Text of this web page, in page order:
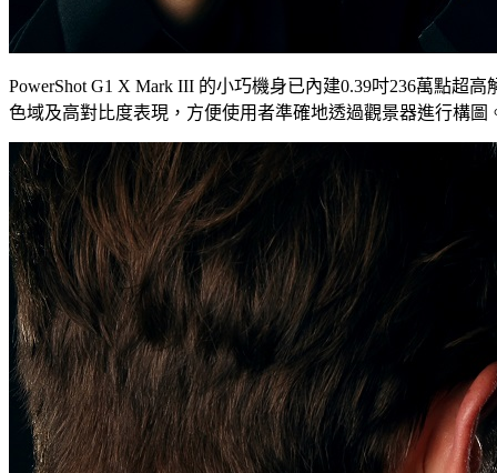
PowerShot G1 X Mark III 的小巧機身已內建0.39吋236萬點超
色域及高對比度表現，方便使用者準確地透過觀景器進行構圖